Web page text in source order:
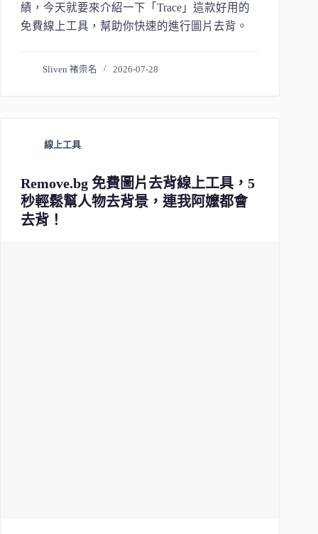
績，今天就要來介紹一下「Trace」這款好用的
免費線上工具，幫助你快速的進行圖片去背。
Sliven 褚崇名 2026-07-28
線上工具
Remove.bg 免費圖片去背線上工具，5
秒輕鬆幫人物去背景，連我阿嬤都會
去背！